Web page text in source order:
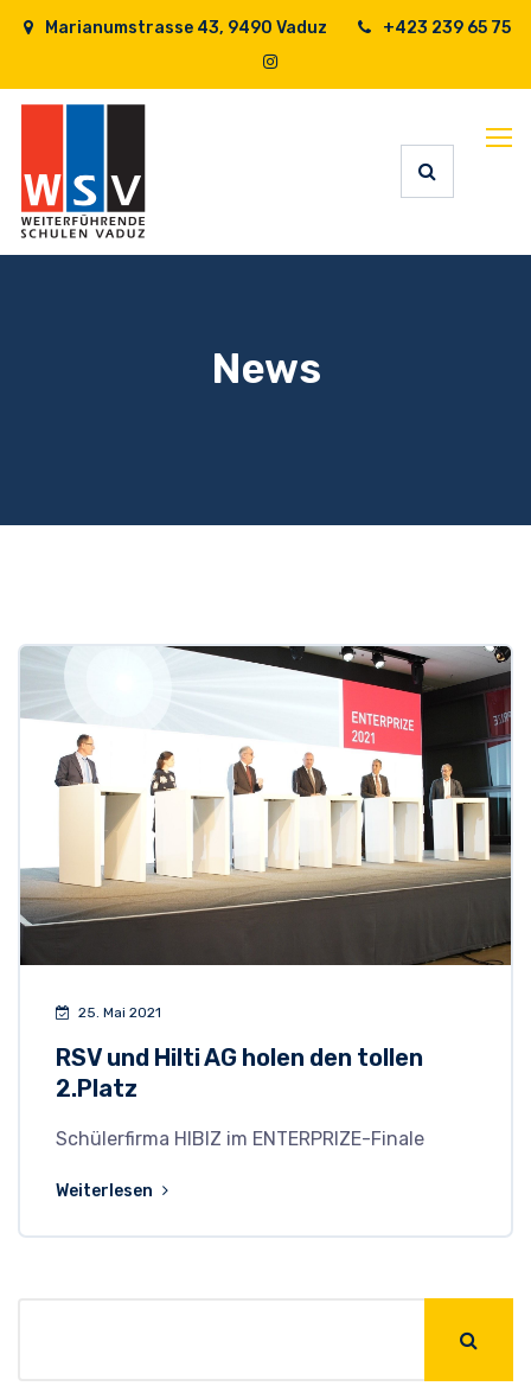
Marianumstrasse 43, 9490 Vaduz +423 239 65 75
News
25. Mai 2021
RSV und Hilti AG holen den tollen
2.Platz
Schülerfirma HIBIZ im ENTERPRIZE-Finale
Weiterlesen